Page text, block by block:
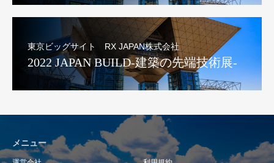
東京ビッグサイト RX JAPAN株式会社
2022 JAPAN BUILD-建築の先端技術展-
メニュー